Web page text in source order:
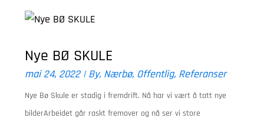
Nye BØ SKULE
mai 24, 2022|By, Nærbø, Offentlig, Referanser
Nye Bø Skule er stadig i fremdrift. Nå har vi vært å tatt nye
bilderArbeidet går raskt fremover og nå ser vi store